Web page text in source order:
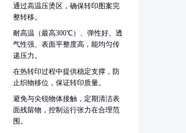
通过高温压烫区，确保转印图案完
整转移。
耐高温（最高300℃）、弹性好、透
气性强、表面平整度高，能均匀传
递压力。
在热转印过程中提供稳定支撑，防
止织物移位，保证转印质量。
避免与尖锐物体接触，定期清洁表
面残留物，控制运行张力在合理范
围。